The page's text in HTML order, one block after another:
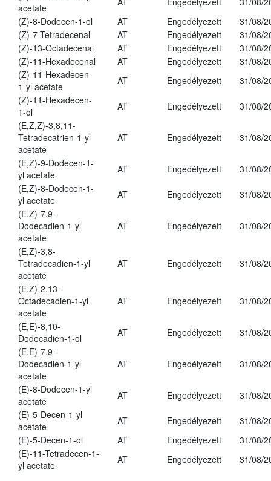
acetate
(Z)-8-Dodecen-1-ol
AT Engedélyezett
31/08/
(Z)-7-Tetradecenal
AT Engedélyezett
31/08/
(Z)-13-Octadecenal
AT Engedélyezett
31/08/
(Z)-11-Hexadecenal
AT Engedélyezett
31/08/
(Z)-11-Hexadecen-
1-yl acetate
AT Engedélyezett
31/08/
(Z)-11-Hexadecen-
1-ol
AT Engedélyezett
31/08/
(E,Z,Z)-3,8,11-
Tetradecatrien-1-yl
acetate
AT Engedélyezett 31/08/
(E,Z)-9-Dodecen-1-
yl acetate
AT Engedélyezett
31/08/
(E,Z)-8-Dodecen-1-
yl acetate
AT Engedélyezett
31/08/
(E,Z)-7,9-
Dodecadien-1-yl
acetate
AT Engedélyezett 31/08/
(E,Z)-3,8-
Tetradecadien-1-yl
acetate
AT Engedélyezett 31/08/
(E,Z)-2,13-
Octadecadien-1-yl
acetate
AT Engedélyezett 31/08/
(E,E)-8,10-
Dodecadien-1-ol
AT Engedélyezett
31/08/
(E,E)-7,9-
Dodecadien-1-yl
acetate
AT Engedélyezett 31/08/
(E)-8-Dodecen-1-yl
acetate
AT Engedélyezett
31/08/
(E)-5-Decen-1-yl
acetate
AT Engedélyezett
31/08/
(E)-5-Decen-1-ol
AT Engedélyezett
31/08/
(E)-11-Tetradecen-1-
yl acetate
AT Engedélyezett 31/08/